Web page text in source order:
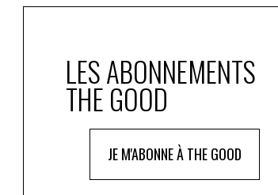
LES ABONNEMENTS
THE GOOD
JE M'ABONNE À THE GOOD